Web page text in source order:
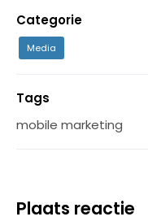
Categorie
Media
Tags
mobile marketing
Plaats reactie